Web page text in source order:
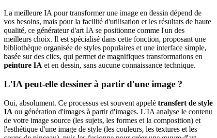
La meilleure IA pour transformer une image en dessin dépend de
vos besoins, mais pour la facilité d'utilisation et les résultats de haute
qualité, ce générateur d'art IA se positionne comme l'un des
meilleurs choix. Il est spécialisé dans cette fonction, proposant une
bibliothèque organisée de styles populaires et une interface simple,
basée sur des clics, qui permet de magnifiques transformations en
peinture IA et en dessin, sans aucune connaissance technique.
L'IA peut-elle dessiner à partir d'une image ?
Oui, absolument. Ce processus est souvent appelé transfert de style
IA ou génération d'images à partir d'images. L'IA analyse le contenu
de votre image source (les sujets, les formes et la composition) et
l'esthétique d'une image de style (les couleurs, les textures et les